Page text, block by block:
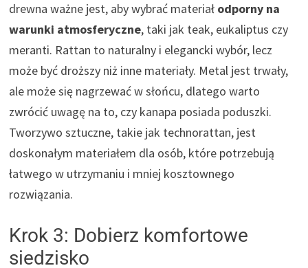
drewna ważne jest, aby wybrać materiał odporny na
warunki atmosferyczne, taki jak teak, eukaliptus czy
meranti. Rattan to naturalny i elegancki wybór, lecz
może być droższy niż inne materiały. Metal jest trwały,
ale może się nagrzewać w słońcu, dlatego warto
zwrócić uwagę na to, czy kanapa posiada poduszki.
Tworzywo sztuczne, takie jak technorattan, jest
doskonałym materiałem dla osób, które potrzebują
łatwego w utrzymaniu i mniej kosztownego
rozwiązania.
Krok 3: Dobierz komfortowe
siedzisko